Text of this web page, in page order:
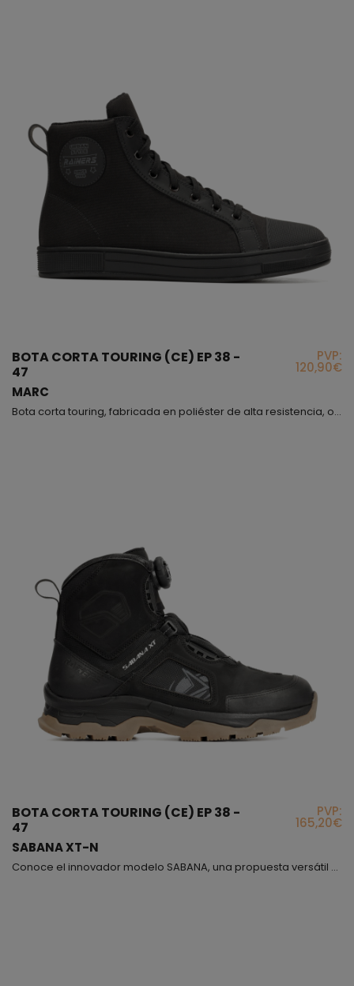
BOTA CORTA TOURING (CE) EP 38 -
47
MARC
PVP:
120,90€
Bota corta touring, fabricada en poliéster de alta resistencia, observarás que es un modelo muy blandito pero a la vez muy resistente, hemos tenido muy en cuenta este detalle para que además de cómodo el producto sea seguro, en la parte delantera lleva un refuerzo de goma exterior para proteger la zona del cambio de marchas; la planta base está fabricada en polietileno consiguiendo con este material una mayor flexibilidad y torsión, puedes ceñírtela a tu gusto median...
BOTA CORTA TOURING (CE) EP 38 -
47
SABANA XT-N
PVP:
165,20€
Conoce el innovador modelo SABANA, una propuesta versátil de bota baja con estética dinámica, confeccionada en una mezcla de piel y nylon que ofrece una movilidad excepcional, perfecta para conducir con libertad y precisión. Este diseño ha sido cuidadosamente reforzado en la parte trasera y delantera con capas adicionales de cuero, brindando resistencia frente al desgaste, especialmente en la zona de contacto con el cambio de marchas. Incorpora un sistema de cierre ATO...